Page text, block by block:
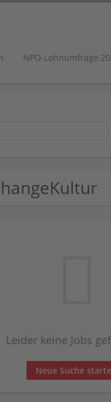
NPO-Lohnumfrage
Leider keine Jobs
Neue Suche